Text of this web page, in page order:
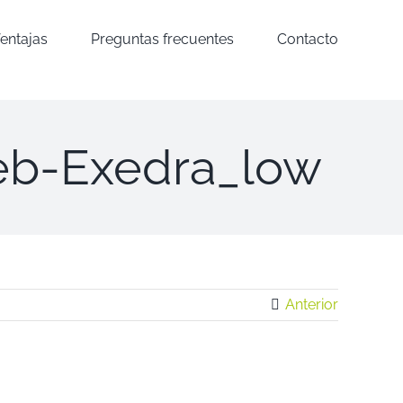
Preguntas frecuentes Contacto
Exedra_low
Anterior